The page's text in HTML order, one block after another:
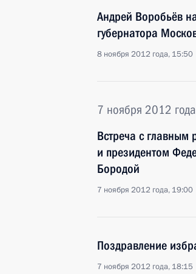
Андрей Воробьёв
губернатора
8 ноября 2012 года, 15:50
7 ноября 2012
Встреча с
и президентом
Бородой
7 ноября 2012 года, 19:00
Поздравление
7 ноября 2012 года, 18:15